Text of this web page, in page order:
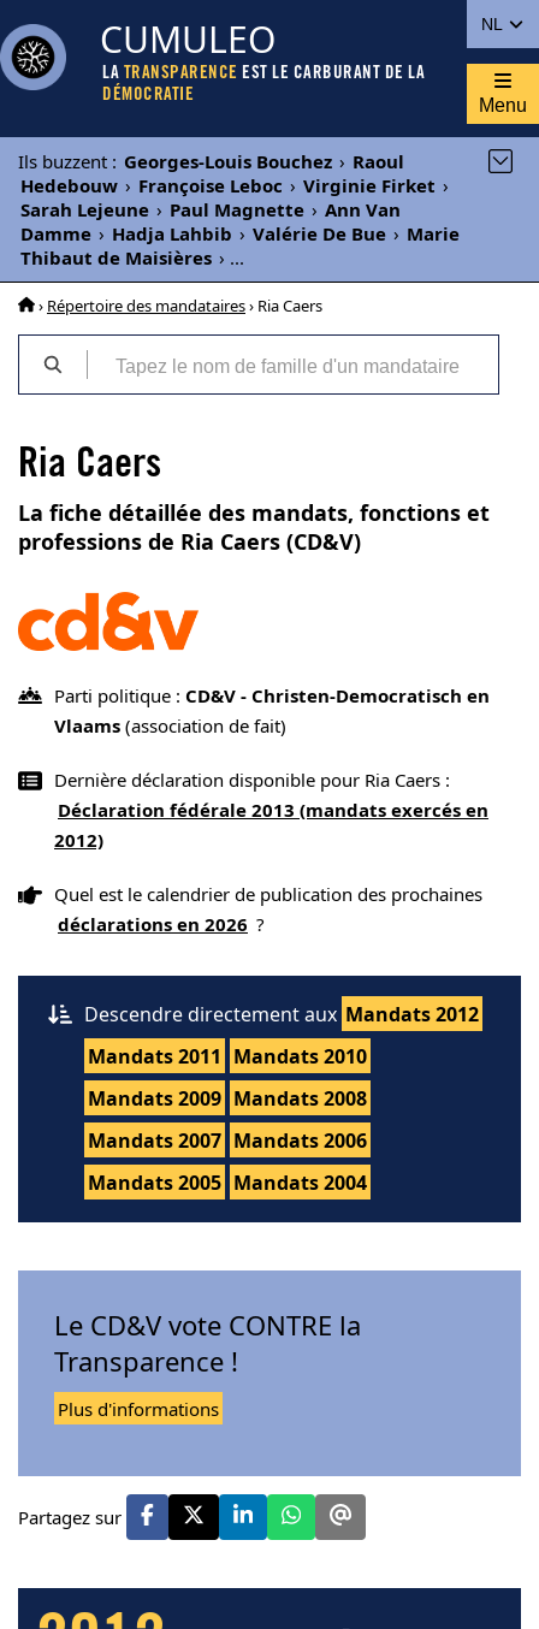
NL
CUMULEO
LA TRANSPARENCE EST LE CARBURANT DE LA
DÉMOCRATIE
Menu
Ils buzzent : Georges-Louis Bouchez › Raoul
Hedebouw › Françoise Leboc › Virginie Firket ›
Sarah Lejeune › Paul Magnette › Ann Van
Damme › Hadja Lahbib › Valérie De Bue › Marie
Thibaut de Maisières › ...
› Répertoire des mandataires› Ria Caers
Ria Caers
La fiche détaillée des mandats, fonctions et
professions de Ria Caers (CD&V)
Parti politique : CD&V - Christen-Democratisch en
Vlaams (association de fait)
Dernière déclaration disponible pour Ria Caers :
Déclaration fédérale 2013 (mandats exercés en
2012)
Quel est le calendrier de publication des prochaines
déclarations en 2026 ?
Descendre directement aux Mandats 2012
Mandats 2011 Mandats 2010
Mandats 2009 Mandats 2008
Mandats 2007 Mandats 2006
Mandats 2005 Mandats 2004
Le CD&V vote CONTRE la
Transparence !
Plus d'informations
Partagez sur